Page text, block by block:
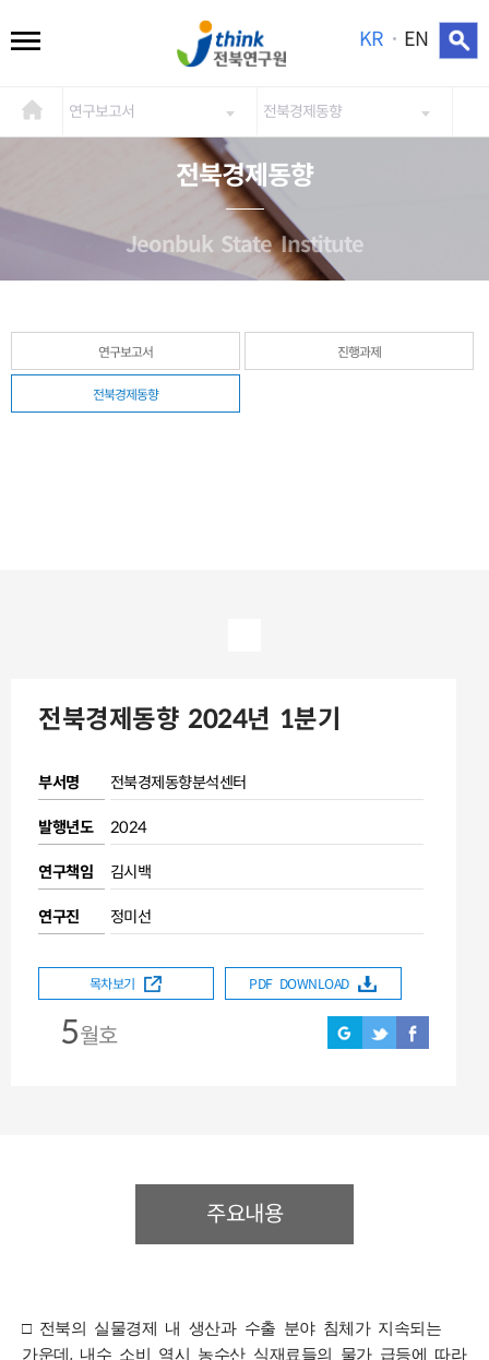
KR EN
연구보고서 전북경제동향
전북경제동향
Jeonbuk State Institute
연구보고서 진행과제
전북경제동향
전북경제동향 2024년 1분기
부서명 전북경제동향분석센터
발행년도 2024
연구책임 김시백
연구진 정미선
목차보기 PDF DOWNLOAD
5월호
주요내용
□ 전북의 실물경제 내 생산과 수출 분야 침체가 지속되는
가운데 , 내수 소비 역시 농수산 식재료들의 물가 급등에 따라